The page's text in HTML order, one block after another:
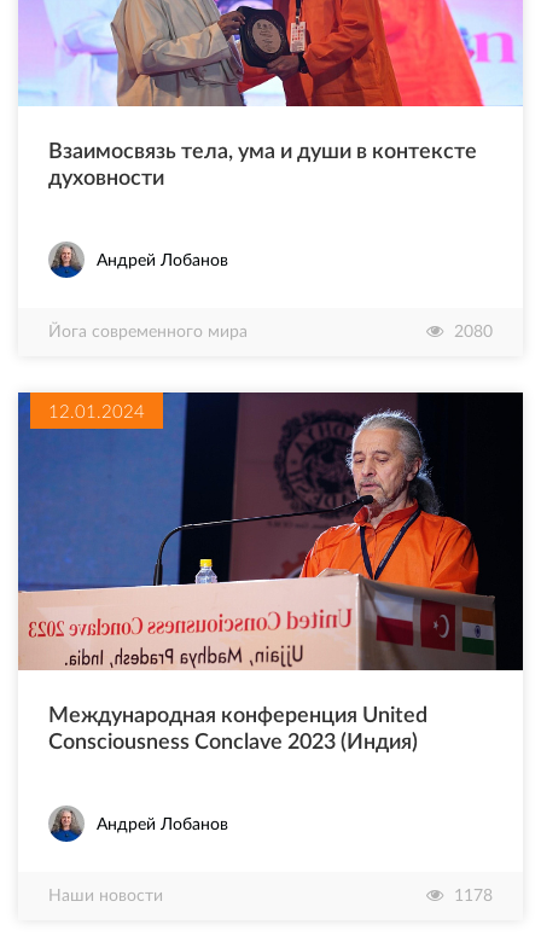
Взаимосвязь тела, ума и души в контексте
духовности
Андрей Лобанов
Йога современного мира 2080
Международная конференция United
Consciousness Conclave 2023 (Индия)
Андрей Лобанов
Наши новости 1178
12.01.2024